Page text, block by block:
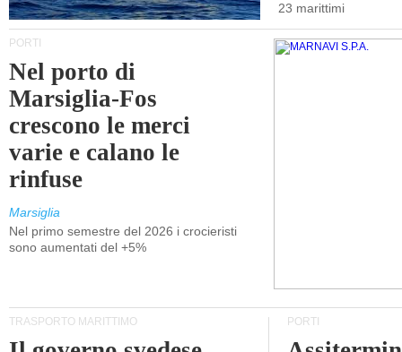
23 marittimi
PORTI
Nel porto di
Marsiglia-Fos
crescono le merci
varie e calano le
rinfuse
Marsiglia
Nel primo semestre del 2026 i crocieristi
sono aumentati del +5%
TRASPORTO MARITTIMO PORTI